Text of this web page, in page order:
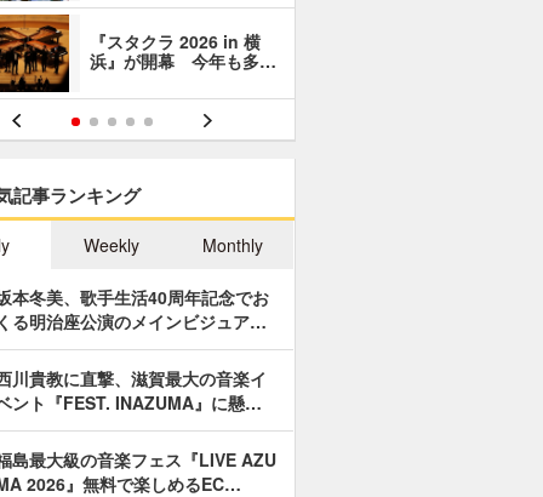
『スタクラ 2026 in 横
浜』が開幕 今年も多…
記事ランキング
Weekly Monthly
本冬美、歌手生活40周年記念でお
くる明治座公演のメインビジュア…
川貴教に直撃、滋賀最大の音楽イ
ント『FEST. INAZUMA』に懸…
島最大級の音楽フェス『LIVE AZU
2026』無料で楽しめるEC…